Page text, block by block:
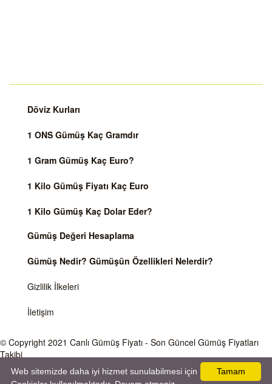
Döviz Kurları
1 ONS Gümüş Kaç Gramdır
1 Gram Gümüş Kaç Euro?
1 Kilo Gümüş Fiyatı Kaç Euro
1 Kilo Gümüş Kaç Dolar Eder?
Gümüş Değeri Hesaplama
Gümüş Nedir? Gümüşün Özellikleri Nelerdir?
Gizlilik İlkeleri
İletişim
© Copyright 2021 Canlı Gümüş Fiyatı - Son Güncel Gümüş Fiyatları
Takibi
Önemli Uyarı
Gümüş fiyatları ve Döviz Kurları, Dünya piyasalarında işlem gören ve anlık değişen
Tamam
Web sitemizde daha iyi hizmet sunulabilmesi için